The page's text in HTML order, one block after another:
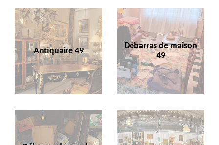
Antiquaire 49
Débarras de maison
49